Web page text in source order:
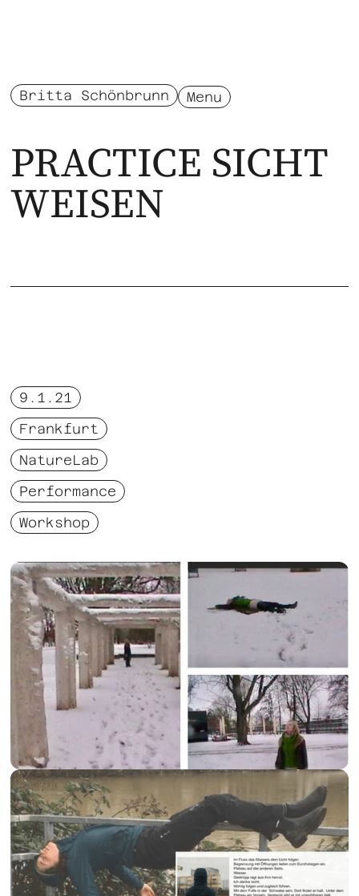
Menu
Britta Schönbrunn
PRACTICE SICHT
WEISEN
9.1.21
Frankfurt
NatureLab
Performance
Workshop